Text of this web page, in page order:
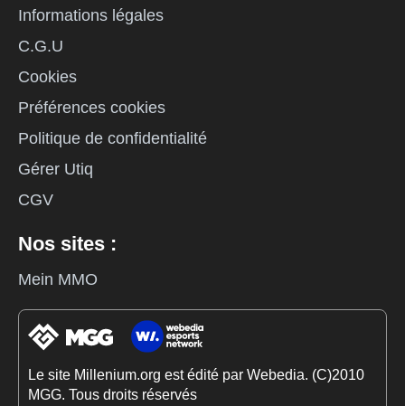
Informations légales
C.G.U
Cookies
Préférences cookies
Politique de confidentialité
Gérer Utiq
CGV
Nos sites :
Mein MMO
Le site Millenium.org est édité par Webedia. (C)2010
MGG. Tous droits réservés